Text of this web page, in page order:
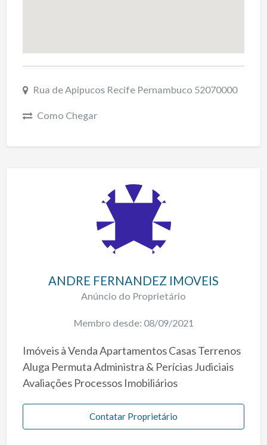
Rua de Apipucos Recife Pernambuco 52070000
Como Chegar
ANDRE FERNANDEZ IMOVEIS
Anúncio do Proprietário
Membro desde: 08/09/2021
Imóveis à Venda Apartamentos Casas Terrenos
Aluga Permuta Administra & Perícias Judiciais
Avaliações Processos Imobiliários
Contatar Proprietário